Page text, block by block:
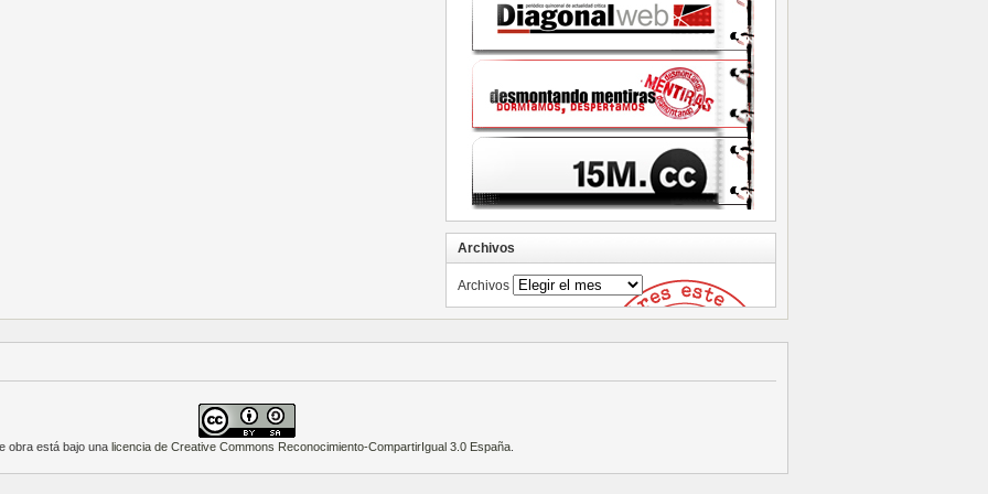
Archivos
Archivos
obra está bajo una licencia de Creative Commons Reconocimiento-CompartirIgual 3.0 España.